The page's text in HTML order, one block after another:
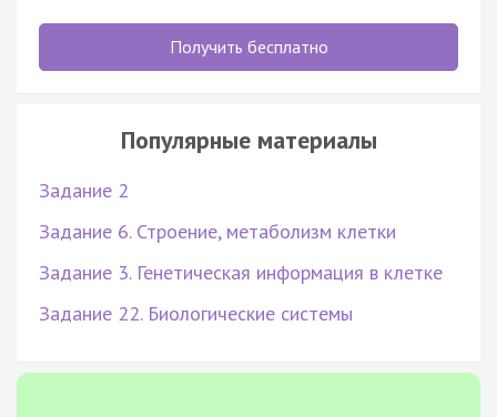
Получить бесплатно
Популярные материалы
Задание 2
Задание 6. Строение, метаболизм клетки
Задание 3. Генетическая информация в клетке
Задание 22. Биологические системы